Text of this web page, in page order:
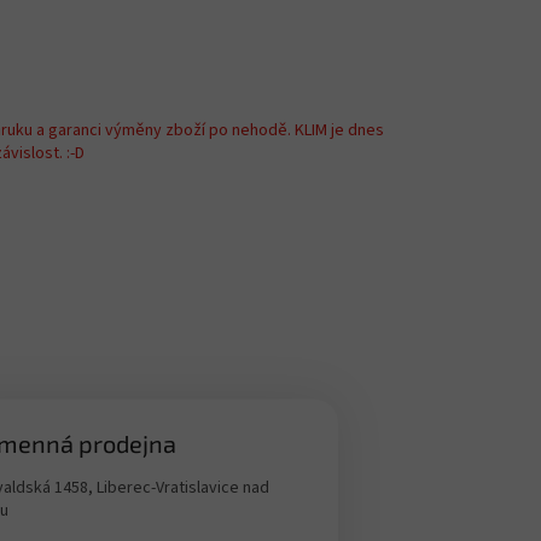
a garanci výměny zboží po nehodě. KLIM je dnes
:-D
prodejna
1458, Liberec-Vratislavice nad